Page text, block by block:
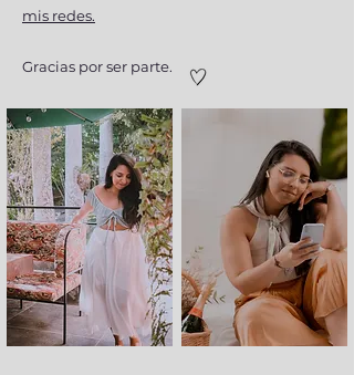
mis redes.
Gracias por ser parte.